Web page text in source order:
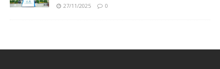
27/11/2025 0